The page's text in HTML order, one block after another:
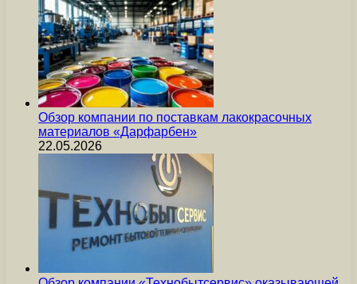
Обзор компании по поставкам лакокрасочных
материалов «Дарфарбен»
22.05.2026